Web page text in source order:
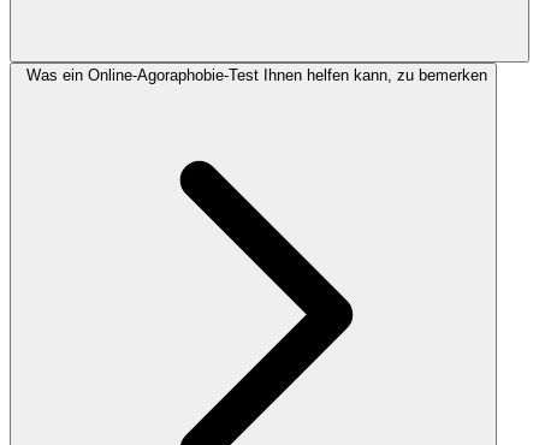
Was ein Online-Agoraphobie-Test Ihnen helfen kann, zu bemerken